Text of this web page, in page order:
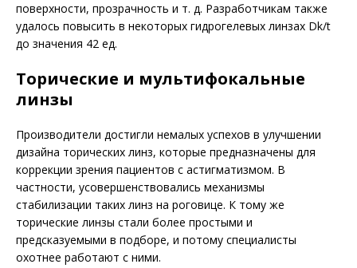
поверхности, прозрачность и т. д. Разработчикам также
удалось повысить в некоторых гидрогелевых линзах Dk/t
до значения 42 ед.
Торические и мультифокальные
линзы
Производители достигли немалых успехов в улучшении
дизайна торических линз, которые предназначены для
коррекции зрения пациентов с астигматизмом. В
частности, усовершенствовались механизмы
стабилизации таких линз на роговице. К тому же
торические линзы стали более простыми и
предсказуемыми в подборе, и потому специалисты
охотнее работают с ними.